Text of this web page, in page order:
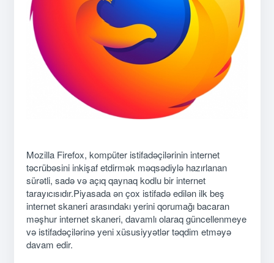
Mozilla Firefox, kompüter istifadəçilərinin internet
təcrübəsini inkişaf etdirmək məqsədiylə hazırlanan
sürətli, sadə və açıq qaynaq kodlu bir internet
tarayıcısıdır.Piyasada ən çox istifadə edilən ilk beş
internet skaneri arasındakı yerini qorumağı bacaran
məşhur internet skaneri, davamlı olaraq güncellenmeye
və istifadəçilərinə yeni xüsusiyyətlər təqdim etməyə
davam edir.